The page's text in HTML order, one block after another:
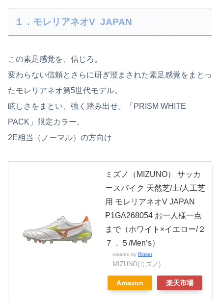
１．モレリアネオV JAPAN
この素足感覚を、信じろ。
変わらない信頼とさらに研ぎ澄まされた素足感覚をまとっ
たモレリアネオ第5世代モデル。
眩しさをまとい、強く踏み出せ。「PRISM WHITE
PACK」限定カラー。
2E相当（ノーマル）の方向け
ミズノ（MIZUNO） サッカ
ースパイク 天然芝/土/人工芝
用 モレリアネオV JAPAN
P1GA268054 お一人様一点
まで（ホワイト×イエロー/２
７．５/Men’s）
created by Rinker
MIZUNO(ミズノ)
Amazon 楽天市場